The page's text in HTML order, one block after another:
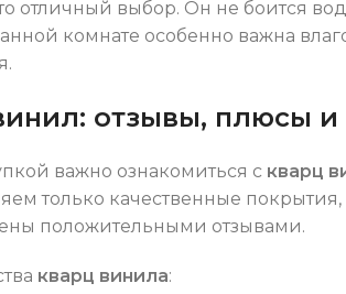
отличный выбор. Он не боится
комнате особенно важна
отзывы, плюсы
важно ознакомиться с кварц
только качественные
положительными отзывами.
кварц винила: